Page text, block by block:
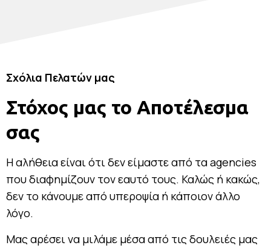
Σχόλια Πελατών μας
Στόχος μας το Αποτέλεσμα
σας
Η αλήθεια είναι ότι δεν είμαστε από τα agencies
που διαφημίζουν τον εαυτό τους. Καλώς ή κακώς,
δεν το κάνουμε από υπεροψία ή κάποιον άλλο
λόγο.
Μας αρέσει να μιλάμε μέσα από τις δουλειές μας